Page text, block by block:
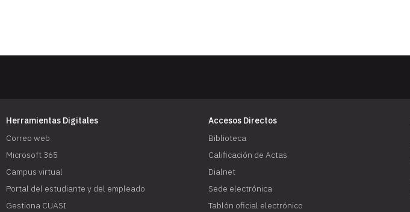
Herramientas Digitales
Correo web
Microsoft 365
Campus virtual
Portal del estudiante y del empleado
Gestiona CUASI
Accesos Directos
Biblioteca
Calificación de Actas
Dialnet
Sede electrónica
Tablón oficial electrónico